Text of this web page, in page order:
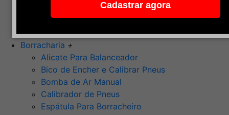
Cadastrar agora
Ponta Montada (Oxido de Alumínio)
Rebolos
Borracharia +
Alicate Para Balanceador
Bico de Encher e Calibrar Pneus
Bomba de Ar Manual
Calibrador de Pneus
Espátula Para Borracheiro